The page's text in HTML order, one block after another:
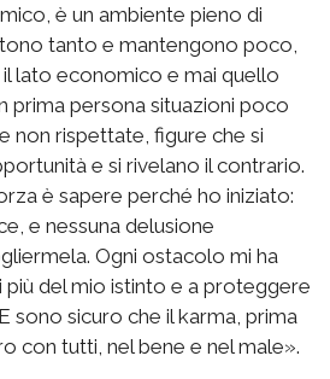
è un ambiente pieno di
tanto e mantengono poco,
lato economico e mai quello
prima persona situazioni poco
non rispettate, figure che si
e si rivelano il contrario.
è sapere perché ho iniziato:
e nessuna delusione
Ogni ostacolo mi ha
più del mio istinto e a proteggere
sono sicuro che il karma, prima
con tutti, nel bene e nel male».